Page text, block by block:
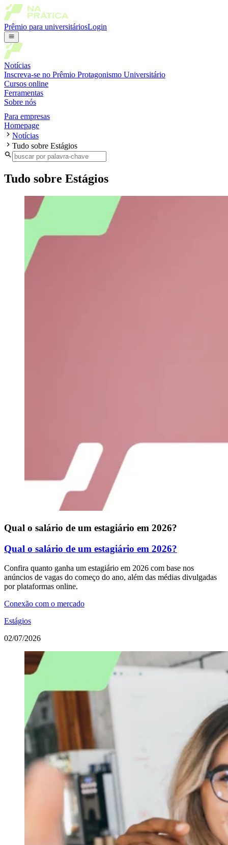
Prêmio para universitáriosLogin
Notícias
Inscreva-se no Prêmio Protagonismo Universitário
Cursos online
Ferramentas
Sobre nós
Para empresas
Homepage
Notícias
Tudo sobre Estágios
Tudo sobre Estágios
Qual o salário de um estagiário em 2026?
Qual o salário de um estagiário em 2026?
Confira quanto ganha um estagiário em 2026 com base nos
anúncios de vagas do começo do ano, além das médias divulgadas
por plataformas online.
Conexão com o mercado
Estágios
02/07/2026